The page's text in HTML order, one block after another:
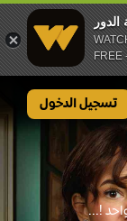
الدور
FREE
تسجيل الدخول
!...